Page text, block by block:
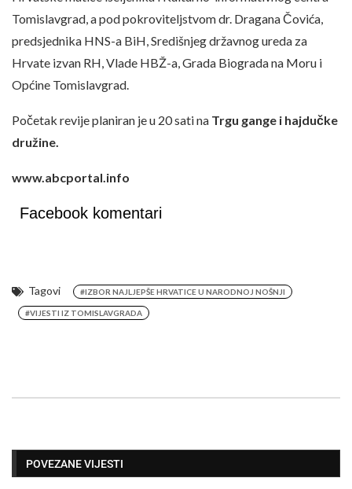
Tomislavgrad, a pod pokroviteljstvom dr. Dragana Čovića,
predsjednika HNS-a BiH, Središnjeg državnog ureda za
Hrvate izvan RH, Vlade HBŽ-a, Grada Biograda na Moru i
Općine Tomislavgrad.
Početak revije planiran je u 20 sati na Trgu gange i hajdučke
družine.
www.abcportal.info
Facebook komentari
Tagovi #IZBOR NAJLJEPŠE HRVATICE U NARODNOJ NOŠNJI
#VIJESTI IZ TOMISLAVGRADA
POVEZANE VIJESTI